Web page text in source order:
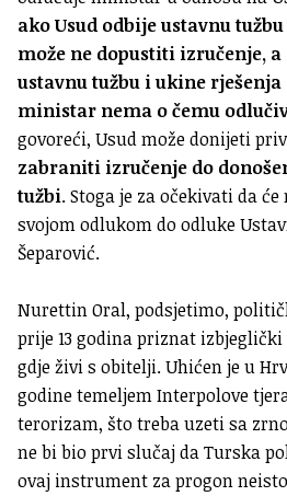
ako Usud odbije ustavnu
može ne dopustiti izručenje, a
ustavnu tužbu i ukine rješenja
ministar nema o čemu
govoreći, Usud može donijeti
zabraniti izručenje do
tužbi. Stoga je za očekivati da
svojom odlukom do odluke
Šeparović.
Nurettin Oral, podsjetimo,
prije 13 godina priznat
gdje živi s obitelji. Uhićen je u
godine temeljem Interpolove
terorizam, što treba uzeti sa
ne bi bio prvi slučaj da Turska
ovaj instrument za progon